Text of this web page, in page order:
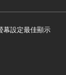
幕設定最佳顯示